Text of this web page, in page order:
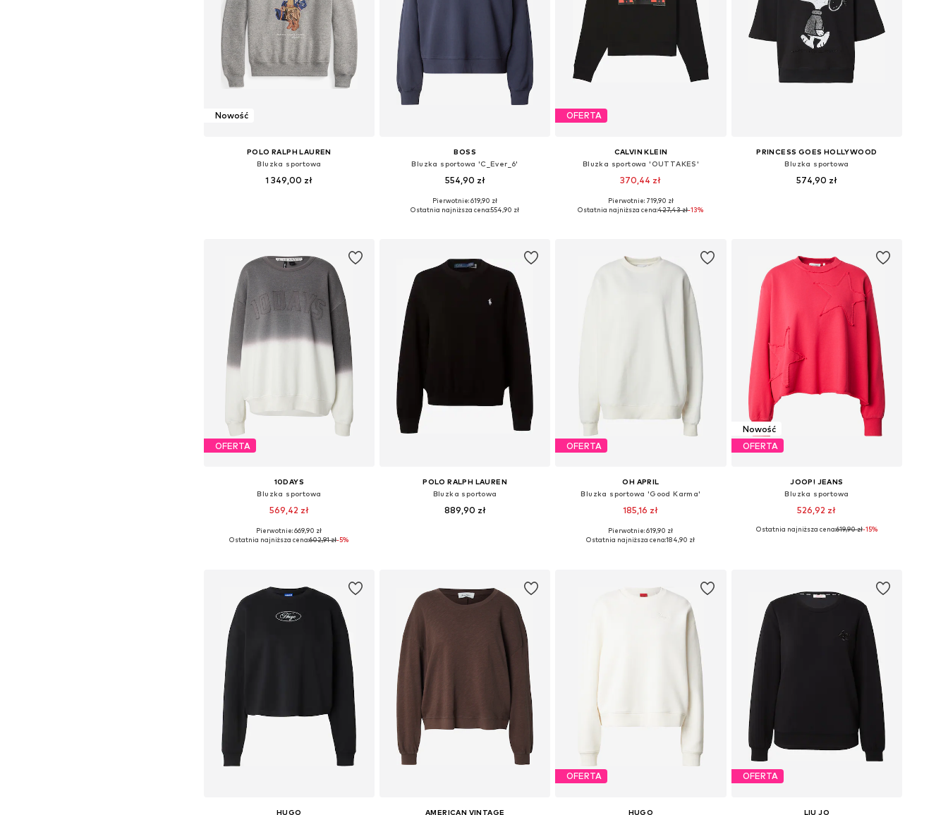
Nowość
POLO RALPH LAUREN
Bluzka sportowa
1 349,00 zł
BOSS
Bluzka sportowa 'C_Ever_6'
554,90 zł
Dostępne rozmiary: XS, S, M, L, XL
Pierwotnie: 619,90 zł
Ostatnia najniższa cena:554,90 zł
OFERTA
CALVIN KLEIN
Bluzka sportowa 'OUTTAKES'
370,44 zł
Dostępne rozmiary: XS, S, M, L, XL
Pierwotnie: 719,90 zł
Ostatnia najniższa cena:427,43 zł-13%
PRINCESS GOES HOLLYWOOD
Bluzka sportowa
574,90 zł
OFERTA
10DAYS
Bluzka sportowa
569,42 zł
Dostępne rozmiary: XS, S, M, L, XL
Pierwotnie: 669,90 zł
Ostatnia najniższa cena:602,91 zł-5%
POLO RALPH LAUREN
Bluzka sportowa
889,90 zł
OFERTA
OH APRIL
Bluzka sportowa 'Good Karma'
185,16 zł
Dostępne rozmiary: XS, S, M, L, XL
Pierwotnie: 619,90 zł
Ostatnia najniższa cena:184,90 zł
Nowość
OFERTA
JOOP! JEANS
Bluzka sportowa
526,92 zł
Dostępne rozmiary: XS, S, M, L, XL
Ostatnia najniższa cena:619,90 zł-15%
HUGO AMERICAN VINTAGE
OFERTA
HUGO
OFERTA
LIU JO